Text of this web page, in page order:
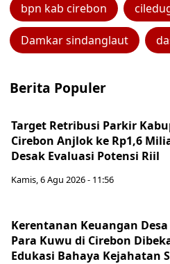
bpn kab cirebon
Damkar sindanglaut
Berita Populer
Target Retribusi Parkir
Cirebon Anjlok ke Rp1,6
Desak Evaluasi Potensi Riil
Kamis, 6 Agu 2026 - 11:56
Kerentanan Keuangan
Para Kuwu di Cirebon
Edukasi Bahaya Kejahatan